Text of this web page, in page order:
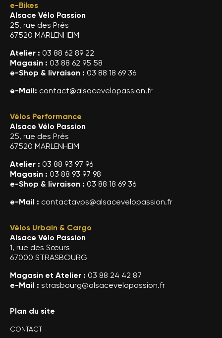
e-Bikes
Alsace Vélo Passion
25, rue des Prés
67520 MARLENHEIM
Atelier : 03 88 62 89 22
Magasin : 03 88 62 95 58
e-Shop & livraison : 03 88 18 69 36
e-Mail: contact@alsacevelopassion.fr
Vélos Performance
Alsace Vélo Passion
25, rue des Prés
67520 MARLENHEIM
Atelier : 03 88 93 97 96
Magasin : 03 88 93 97 98
e-Shop & livraison : 03 88 18 69 36
e-Mail : contactavps@alsacevelopassion.fr
Vélos Urbain & Cargo
Alsace Vélo Passion
1, rue des Sœurs
67000 STRASBOURG
Magasin et Atelier : 03 88 24 42 87
e-Mail : strasbourg@alsacevelopassion.fr
Plan du site
CONTACT